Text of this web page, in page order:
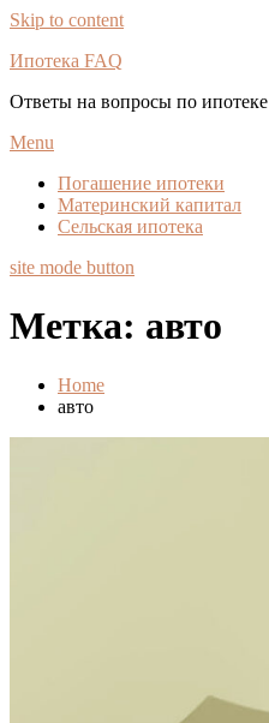
Skip to content
Ипотека FAQ
Ответы на вопросы по ипотеке
Menu
Погашение ипотеки
Материнский капитал
Сельская ипотека
site mode button
Метка: авто
Home
авто